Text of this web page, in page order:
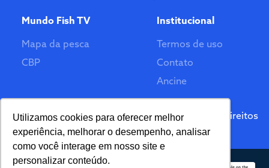
Utilizamos cookies para oferecer melhor
experiência, melhorar o desempenho, analisar
como você interage em nosso site e
personalizar conteúdo.
Mundo Fish TV
Mapa da pesca
CBP
Institucional
Termos de uso
Contato
Ancine
Feito por
© 2026 Fish TV - Todos Direitos
Reservados. Versão 2.0